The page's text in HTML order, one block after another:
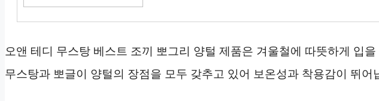
오앤 테디 무스탕 베스트 조끼 뽀그리 양털 제품은 겨울철에 따뜻하게 입
무스탕과 뽀글이 양털의 장점을 모두 갖추고 있어 보온성과 착용감이 뛰어